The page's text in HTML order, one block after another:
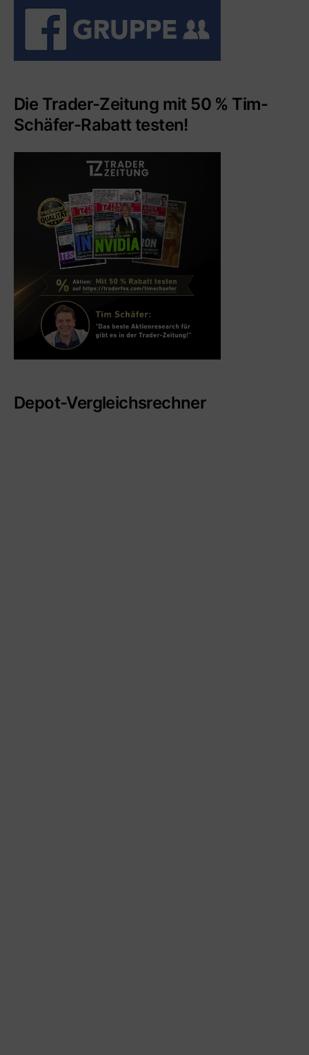
Die Trader-Zeitung mit 50 % Tim-
Schäfer-Rabatt testen!
Depot-Vergleichsrechner